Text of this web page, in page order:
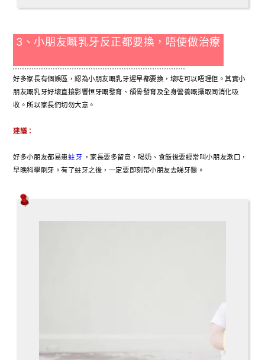
3、小朋友嘅乳牙反正都要換，唔使做治療
好多家長有個誤區，認為小朋友嘅乳牙遲早都要換，壞咗可以唔理佢。其實小
朋友嘅乳牙好壞直接影響恒牙嘅發育、頜骨發育及全身營養嘅攝取同消化吸
收。所以家長們切勿大意。
建議：
好多小朋友都易患蛀牙 ，家長要多留意，喝奶、食飯後要經常叫小朋友漱口，
早晚科學刷牙。有了蛀牙之後，一定要即刻帶小朋友去睇牙醫。